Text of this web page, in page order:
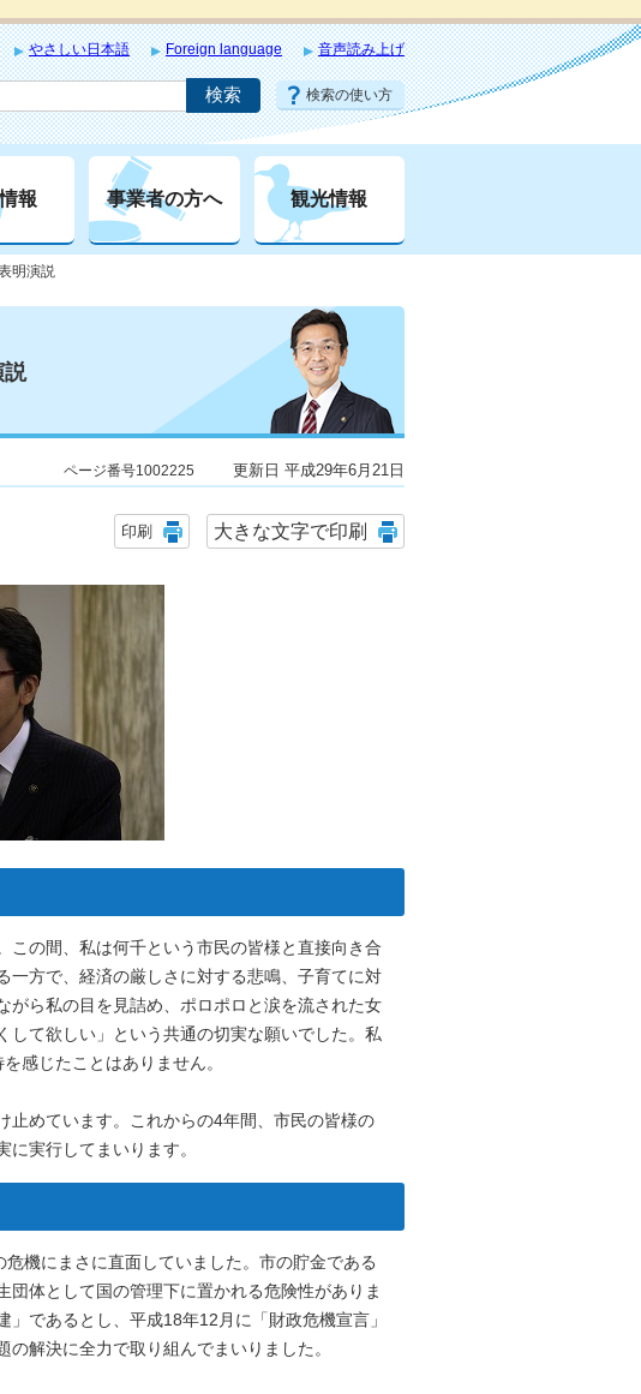
やさしい日本語 Foreign language 音声読み上げ
検索の使い方
報 事業者の方へ 観光情報
明演説
説
ページ番号1002225 更新日 平成29年6月21日
印刷 大きな文字で印刷
の間、私は何千という市民の皆様と直接向き合
一方で、経済の厳しさに対する悲鳴、子育てに対
がら私の目を見詰め、ポロポロと涙を流された女
して欲しい」という共通の切実な願いでした。私
感じたことはありません。
止めています。これからの4年間、市民の皆様の
実行してまいります。
機にまさに直面していました。市の貯金である
体として国の管理下に置かれる危険性がありま
であるとし、平成18年12月に「財政危機宣言」
解決に全力で取り組んでまいりました。